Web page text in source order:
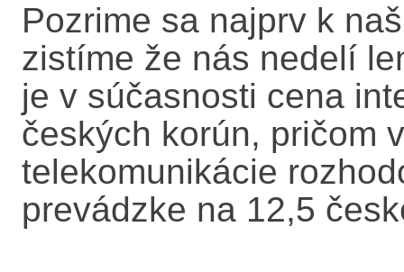
Pozrime sa najprv k
zistíme že nás nedelí
je v súčasnosti cena
českých korún, pričom
telekomunikácie
prevádzke na 12,5